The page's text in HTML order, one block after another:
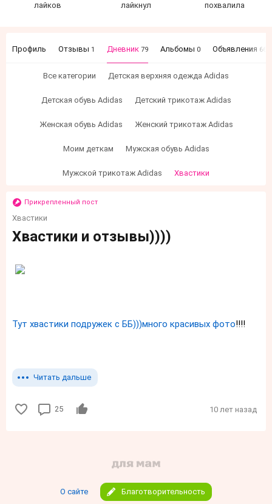
лайков лайкнул похвалила
Профиль Отзывы 1 Дневник 79 Альбомы 0 Объявления 66
Все категории Детская верхняя одежда Adidas
Детская обувь Adidas Детский трикотаж Adidas
Женская обувь Adidas Женский трикотаж Adidas
Моим деткам Мужская обувь Adidas
Мужской трикотаж Adidas Хвастики
Прикрепленный пост
Хвастики
Хвастики и отзывы))))
Тут хвастики подружек с ББ)))много красивых фото!!!!
Читать дальше
25 10 лет назад
О сайте Благотворительность